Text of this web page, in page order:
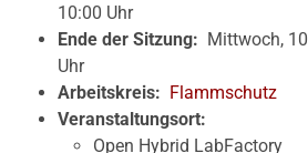
10:00 Uhr
Ende der Sitzung: Mittwoch,
Uhr
Arbeitskreis: Flammschutz
Veranstaltungsort:
Open Hybrid LabFactory